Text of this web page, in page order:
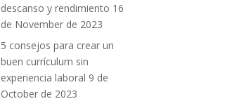
descanso y rendimiento 16
de November de 2023
5 consejos para crear un
buen currículum sin
experiencia laboral 9 de
October de 2023